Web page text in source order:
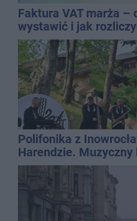
Faktura VAT marża –
wystawić i jak
Polifonika z
Harendzie. Muzyczny
Kasprowicza